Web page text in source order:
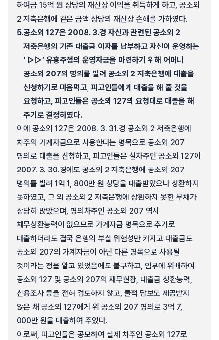
하여금 15억 원 상당의 재산상 이익을 취득하게 하고, 공소외
2 저축은행에 같은 금액 상당의 재산상 손해를 가하였다.
5.공소외 127은 2008. 3.경 자신과 관련된 공소외 2
저축은행의 기존 대출금 이자를 납부하고 자신이 운영하는
‘ ▷▷’ 유흥주점의 운영자금을 마련하기 위해 어머니
공소외 207의 명의를 빌려 공소외 2 저축은행에 대출을
신청하기로 마음먹고, 피고인들에게 대출을 해 줄 것을
요청하고, 피고인들은 공소외 127의 요청대로 대출을 해
주기로 결정하였다.
이에 공소외 127은 2008. 3. 31.경 공소외 2 저축은행에
차주의 가계자금으로 사용한다는 명목으로 공소외 207
명의로 대출을 신청하고, 피고인들은 실차주인 공소외 127이
2007. 3. 30.경에도 공소외 2 저축은행에 공소외 207
명의를 빌려 1억 1, 800만 원 상당을 대출받았으나 상환하지
못하였고, 그 외 공소외 2 저축은행에 상환하지 못한 부채가
상당히 많았으며, 명의차주인 공소외 207 역시
채무상환능력이 없으므로 가계자금 명목으로 추가로
대출하더라도 결국 은행의 부실 위험성만 커지고 대출금도
공소외 207의 가계자금이 아닌 다른 명목으로 사용될
것이라는 정을 알고 있었음에도 불구하고, 임무에 위배하여
공소외 127 및 공소외 207의 재무현황, 대출금 상환능력,
신용조사 등을 전혀 검토하지 않고, 물적 담보도 제공받지
않은 채 공소외 127에게 위 공소외 207 명의로 3억 7,
000만 원을 대출하여 주었다.
이로써, 피고인들은 공모하여 실제 차주인 공소외 127로